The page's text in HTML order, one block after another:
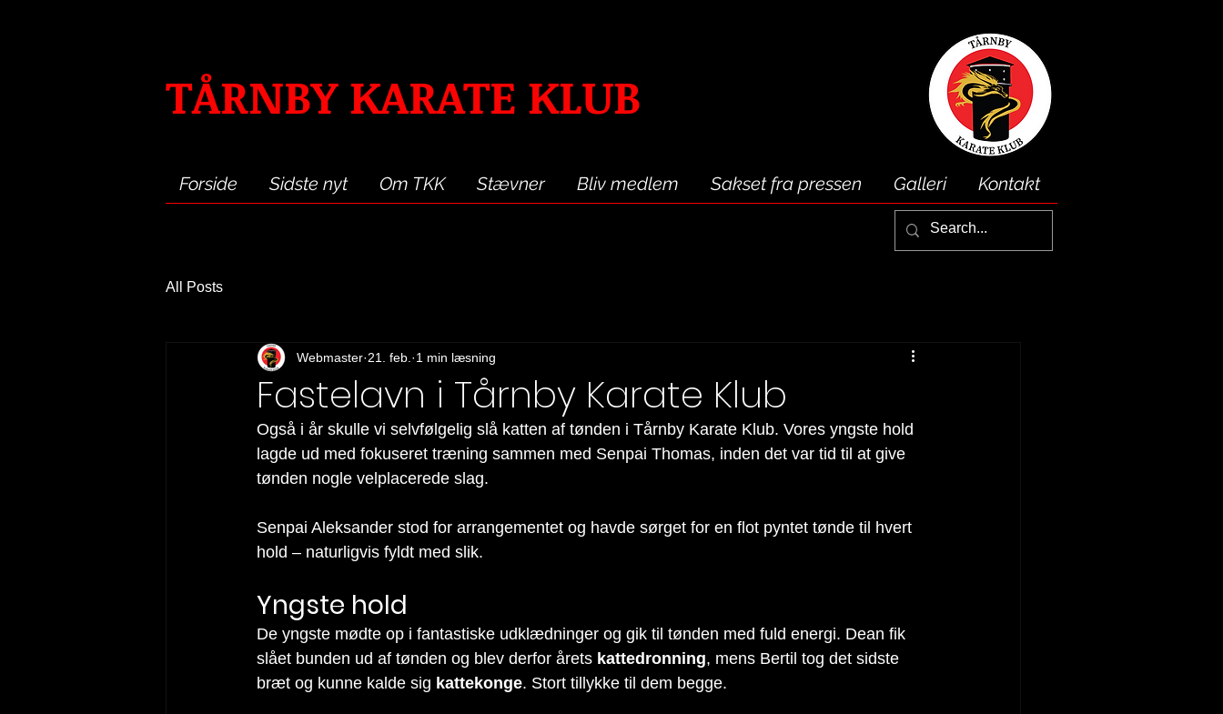
TÅRNBY KARATE KLUB
Forside Sidste nyt Om TKK Stævner Bliv medlem Sakset fra pressen Galleri Kontakt
All Posts
Fastelavn i Tårnby Karate Klub
Webmaster 21. feb. 1 min læsning
Også i år skulle vi selvfølgelig slå katten af tønden i Tårnby Karate Klub. Vores yngste hold
lagde ud med fokuseret træning sammen med Senpai Thomas, inden det var tid til at give
tønden nogle velplacerede slag.
Senpai Aleksander stod for arrangementet og havde sørget for en flot pyntet tønde til hvert
hold – naturligvis fyldt med slik.
Yngste hold
De yngste mødte op i fantastiske udklædninger og gik til tønden med fuld energi. Dean fik
slået bunden ud af tønden og blev derfor årets kattedronning, mens Bertil tog det sidste
bræt og kunne kalde sig kattekonge. Stort tillykke til dem begge.